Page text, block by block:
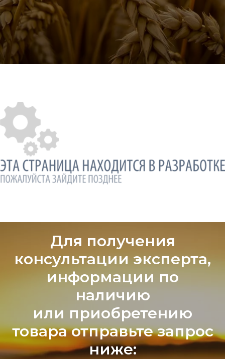
Для получения
консультации эксперта,
информации по
наличию
или приобретению
товара отправьте запрос
ниже: